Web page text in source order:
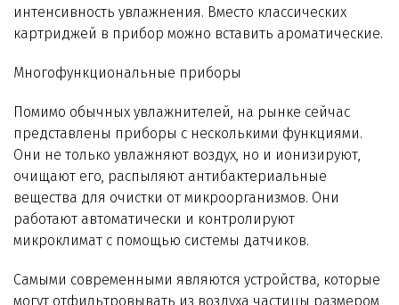
интенсивность увлажнения. Вместо классических
картриджей в прибор можно вставить ароматические.
Многофункциональные приборы
Помимо обычных увлажнителей, на рынке сейчас
представлены приборы с несколькими функциями.
Они не только увлажняют воздух, но и ионизируют,
очищают его, распыляют антибактериальные
вещества для очистки от микроорганизмов. Они
работают автоматически и контролируют
микроклимат с помощью системы датчиков.
Самыми современными являются устройства, которые
могут отфильтровывать из воздуха частицы размером